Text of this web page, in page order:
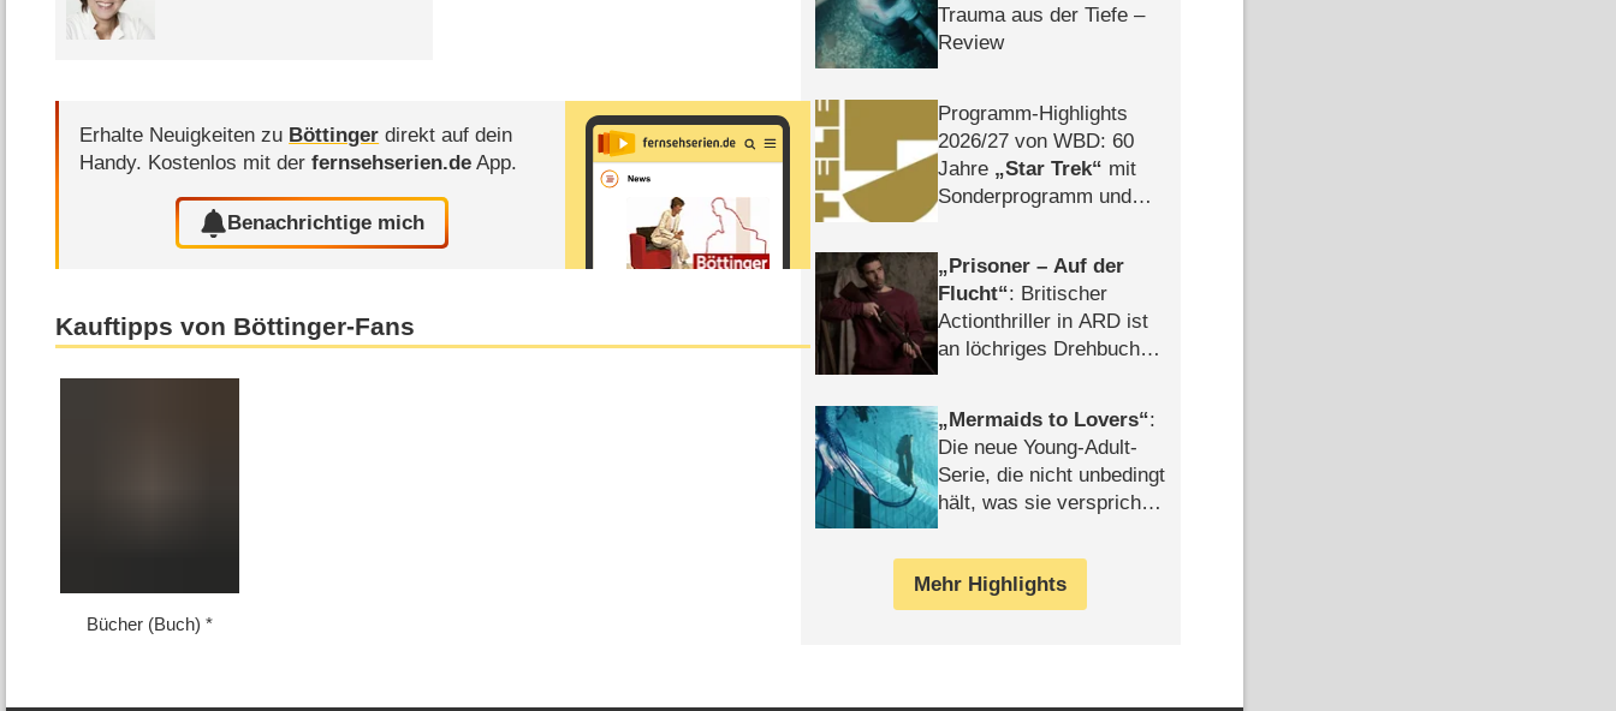
Erhalte Neuigkeiten zu Böttinger direkt auf dein
Handy. Kostenlos mit derfernsehserien.de App.
Benachrichtige mich
Kauftipps von Böttinger-Fans
Bücher (Buch)
Trauma aus der Tiefe –
Review
Programm-Highlights
2026/​27 von WBD: 60
Jahre
Star Trek
mit
Sonderprogramm und
Prisoner – Auf der
Flucht : Britischer
Actionthriller in ARD ist
an löchriges Drehbuch
Mermaids to Lovers :
Die neue Young-Adult-
Serie, die nicht unbedingt
hält, was sie verspricht –
Mehr Highlights